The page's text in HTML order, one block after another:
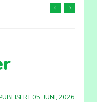
Forrige
sak
Neste
sak
05. JUNI, 2026